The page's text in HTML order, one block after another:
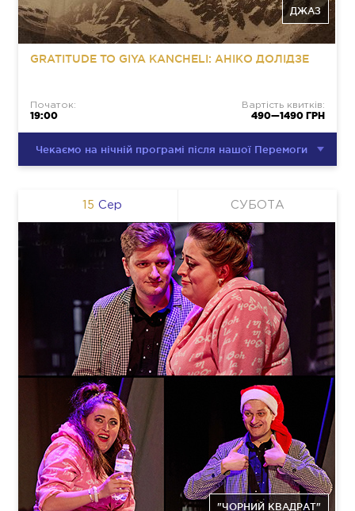
ДЖАЗ
GRATITUDE TO GIYA KANCHELI: АНІКО ДОЛІДЗЕ
Початок:
19:00
Вартість квитків:
490—1490 ГРН
Чекаємо на нічній програмі після нашої Перемоги
"ЧОРНИЙ КВАДРАТ"
Сер
15 СУБОТА